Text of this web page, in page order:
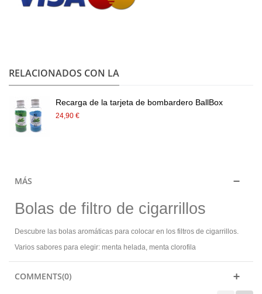
RELACIONADOS CON LA
Recarga de la tarjeta de bombardero BallBox
24,90 €
MÁS
Bolas de filtro de cigarrillos
Descubre las bolas aromáticas para colocar en los filtros de cigarrillos.
Varios sabores para elegir: menta helada, menta clorofila
COMMENTS(0)